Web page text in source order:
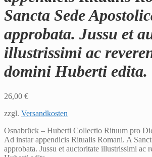
Sancta Sede
approbata. Jussu et
illustrissimi ac
domini Huberti edita.
26,00 €
zzgl. Versandkosten
Osnabrück – Huberti Collectio Rituum pro
Ad instar appendicis Ritualis Romani. A
approbata. Jussu et auctoritate illustrissimi ac